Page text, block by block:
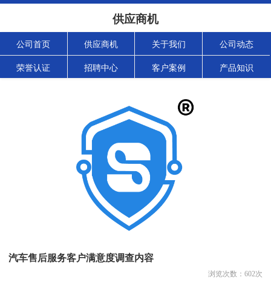
供应商机
公司首页 供应商机 关于我们 公司动态
荣誉认证 招聘中心 客户案例 产品知识
汽车售后服务客户满意度调查内容
浏览次数： 602次